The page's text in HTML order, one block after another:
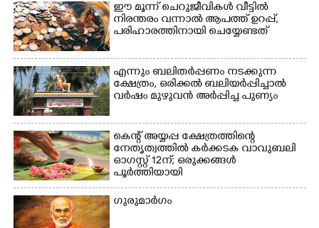
ഈ മൂന്ന് ചെറുജീവികൾ വീട്ടിൽ
നിരന്തരം വന്നാൽ ആപത്ത് ഉറപ്പ്,​
പരിഹാരത്തിനായി ചെയ്യേണ്ടത്
എന്നും ബലിതർപ്പണം നടക്കുന്ന
ക്ഷേത്രം,​ ഒരിക്കൽ ബലിയർപ്പിച്ചാൽ
വർഷം മുഴുവൻ അർപ്പിച്ച പുണ്യം
കെന്റ് അയ്യപ്പ ക്ഷേത്രത്തിന്റെ
നേതൃത്വത്തിൽ കർക്കടക വാവുബലി
ഓഗസ്റ്റ് 12ന്; ഒരുക്കങ്ങൾ
പൂർത്തിയായി
ഗുരുമാർഗം